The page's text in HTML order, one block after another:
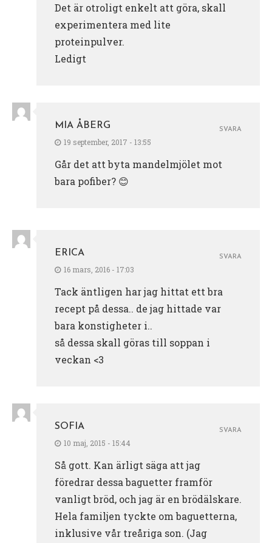
Det är otroligt enkelt att göra, skall
experimentera med lite
proteinpulver.
Ledigt
MIA ÅBERG
19 september, 2017 - 13:55
Går det att byta mandelmjölet mot
bara pofiber? 😊
SVARA
ERICA
16 mars, 2016 - 17:03
Tack äntligen har jag hittat ett bra
recept på dessa.. de jag hittade var
bara konstigheter i..
så dessa skall göras till soppan i
veckan <3
SVARA
SOFIA
10 maj, 2015 - 15:44
Så gott. Kan ärligt säga att jag
föredrar dessa baguetter framför
vanligt bröd, och jag är en brödälskare.
Hela familjen tyckte om baguetterna,
inklusive vår treåriga son. (Jag
SVARA